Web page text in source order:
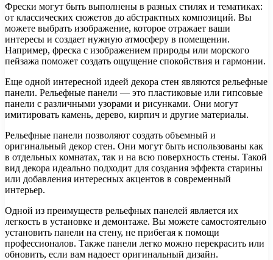
Фрески могут быть выполнены в разных стилях и тематиках:
от классических сюжетов до абстрактных композиций. Вы
можете выбрать изображение, которое отражает ваши
интересы и создает нужную атмосферу в помещении.
Например, фреска с изображением природы или морского
пейзажа поможет создать ощущение спокойствия и гармонии.
Еще одной интересной идеей декора стен являются рельефные
панели. Рельефные панели — это пластиковые или гипсовые
панели с различными узорами и рисунками. Они могут
имитировать камень, дерево, кирпич и другие материалы.
Рельефные панели позволяют создать объемный и
оригинальный декор стен. Они могут быть использованы как
в отдельных комнатах, так и на всю поверхность стены. Такой
вид декора идеально подходит для создания эффекта старины
или добавления интересных акцентов в современный
интерьер.
Одной из преимуществ рельефных панелей является их
легкость в установке и демонтаже. Вы можете самостоятельно
установить панели на стену, не прибегая к помощи
профессионалов. Также панели легко можно перекрасить или
обновить, если вам надоест оригинальный дизайн.